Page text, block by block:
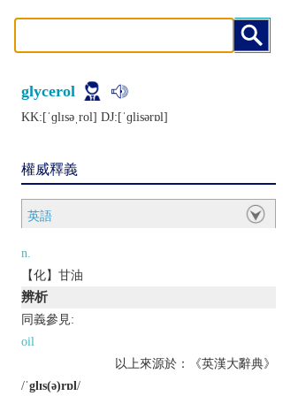
glycerol
KK:[ˈɡlɪsǝˌrol] DJ:[ˈɡlisǝrɒl]
權威釋義
英語
n.
【化】甘油
辨析
同義參見:
oil
以上來源於：《英漢大辭典》
/ˈglɪs(ə)rɒl/